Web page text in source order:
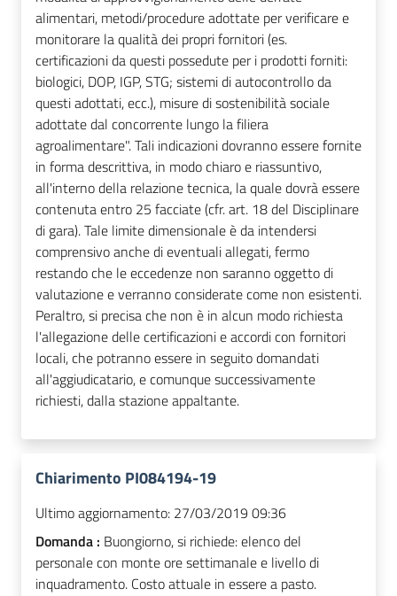
alimentari, metodi/procedure adottate per verificare e
monitorare la qualità dei propri fornitori (es.
certificazioni da questi possedute per i prodotti forniti:
biologici, DOP, IGP, STG; sistemi di autocontrollo da
questi adottati, ecc.), misure di sostenibilità sociale
adottate dal concorrente lungo la filiera
agroalimentare". Tali indicazioni dovranno essere fornite
in forma descrittiva, in modo chiaro e riassuntivo,
all'interno della relazione tecnica, la quale dovrà essere
contenuta entro 25 facciate (cfr. art. 18 del Disciplinare
di gara). Tale limite dimensionale è da intendersi
comprensivo anche di eventuali allegati, fermo
restando che le eccedenze non saranno oggetto di
valutazione e verranno considerate come non esistenti.
Peraltro, si precisa che non è in alcun modo richiesta
l'allegazione delle certificazioni e accordi con fornitori
locali, che potranno essere in seguito domandati
all'aggiudicatario, e comunque successivamente
richiesti, dalla stazione appaltante.
Chiarimento PI084194-19
Ultimo aggiornamento: 27/03/2019 09:36
Domanda : Buongiorno, si richiede: elenco del
personale con monte ore settimanale e livello di
inquadramento. Costo attuale in essere a pasto.